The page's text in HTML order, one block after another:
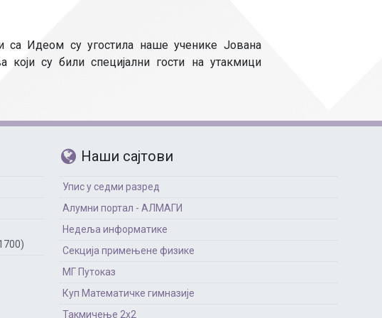
техничко особље
Критеријуми за
Идеом су угостила наше ученике Јована
су били специјални гости на утакмици
Наши сајтови
Упис у седми разред
Алумни портал - АЛМАГИ
Недеља информатике
Секција примењене физике
МГ Путоказ
Куп Математичке гимназије
Такмичење 2х2